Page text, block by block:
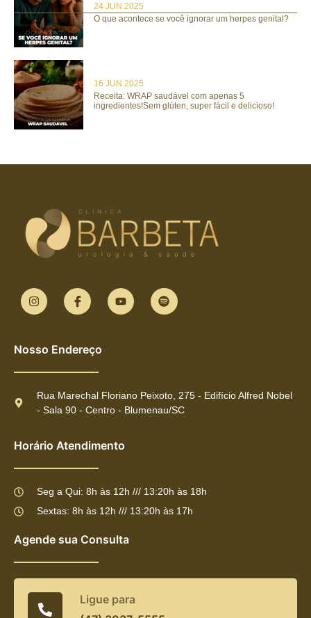
24 JUN 2025
O que acontece se você ignorar um herpes genital?
16 JUN 2025
Receita: WRAP saudável com apenas 5
ingredientes!Sem glúten, super fácil e delicioso!
Nosso Endereço
Rua Marechal Floriano Peixoto, 275 - Edifício Alfred Nobel
- Sala 90 - Centro - Blumenau/SC
Horário Atendimento
Seg a Qui: 8h às 12h /// 13:20h às 18h
Sextas: 8h às 12h /// 13:20h às 17h
Agende sua Consulta
Ligue para